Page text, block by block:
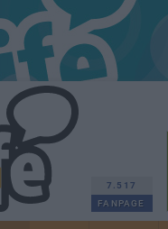
7.517
FANPAGE